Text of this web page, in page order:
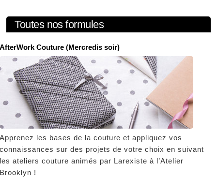
Toutes nos formules
Couture (Mercredis soir)
les bases de la couture et appliquez vos
sur des projets de votre choix en suivant
ateliers couture animés par Larexiste à l’Atelier
!